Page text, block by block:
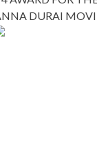
DURAI